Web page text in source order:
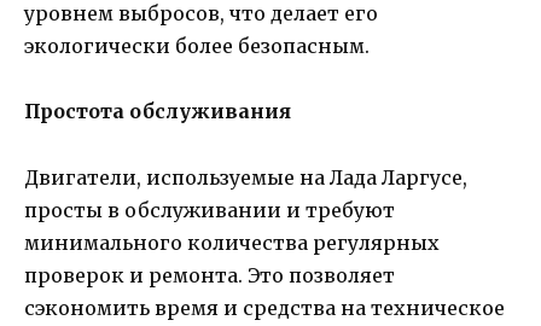
уровнем выбросов, что делает его
экологически более безопасным.
Простота обслуживания
Двигатели, используемые на Лада Ларгусе,
просты в обслуживании и требуют
минимального количества регулярных
проверок и ремонта. Это позволяет
сэкономить время и средства на техническое